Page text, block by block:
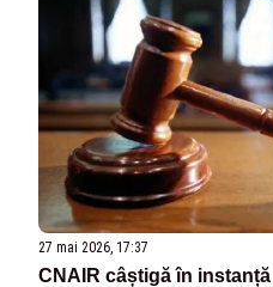
27 mai 2026, 17:37
CNAIR câștigă în